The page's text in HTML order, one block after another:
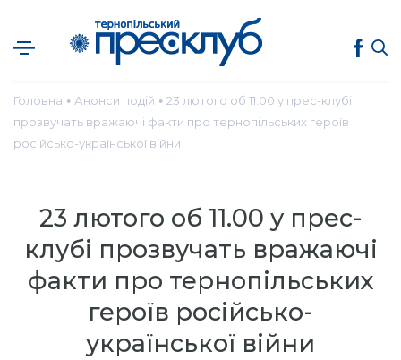
Головна ● Анонси подій ● 23 лютого об 11.00 у прес-клубі
прозвучать вражаючі факти про тернопільських героїв
російсько-української війни
23 лютого об 11.00 у прес-
клубі прозвучать вражаючі
факти про тернопільських
героїв російсько-
української війни